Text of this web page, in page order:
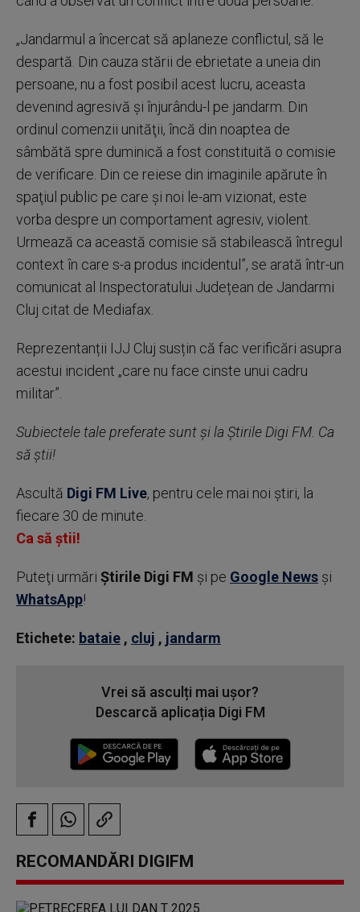
„Jandarmul a încercat să aplaneze conflictul, să le
despartă. Din cauza stării de ebrietate a uneia din
persoane, nu a fost posibil acest lucru, aceasta
devenind agresivă şi înjurându-l pe jandarm. Din
ordinul comenzii unităţii, încă din noaptea de
sâmbătă spre duminică a fost constituită o comisie
de verificare. Din ce reiese din imaginile apărute în
spaţiul public pe care şi noi le-am vizionat, este
vorba despre un comportament agresiv, violent.
Urmează ca această comisie să stabilească întregul
context în care s-a produs incidentul”, se arată într-un
comunicat al Inspectoratului Județean de Jandarmi
Cluj citat de Mediafax.
Reprezentanții IJJ Cluj susțin că fac verificări asupra
acestui incident „care nu face cinste unui cadru
militar”.
Subiectele tale preferate sunt și la Știrile Digi FM. Ca
să știi!
Ascultă Digi FM Live, pentru cele mai noi știri, la
fiecare 30 de minute.
Ca să știi!
Puteţi urmări Știrile Digi FM şi pe Google News şi
WhatsApp!
Etichete: bataie , cluj , jandarm
Vrei să asculți mai ușor?
Descarcă aplicația Digi FM
RECOMANDĂRI DIGIFM